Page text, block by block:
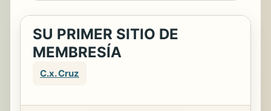
SU PRIMER SITIO DE
MEMBRESÍA
C.x. Cruz